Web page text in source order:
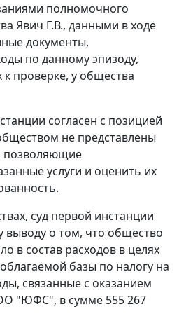
полномочного
Явич Г.В., данными в ходе
документы,
по данному эпизоду,
проверке, у общества
согласен с позицией
не представлены
позволяющие
услуги и оценить их
суд первой инстанции
о том, что общество
в состав расходов в целях
базы по налогу на
связанные с оказанием
"ЮФС", в сумме 555 267